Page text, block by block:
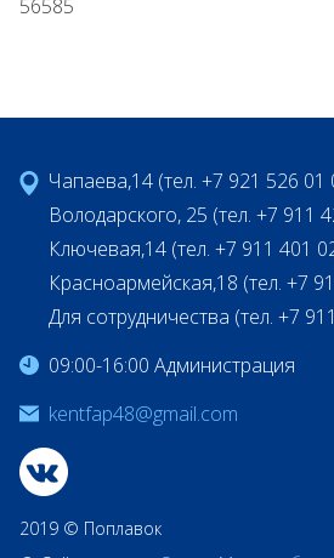
56585
Чапаева,14 (тел. +7 921 526 01
Володарского, 25 (тел. +7 911
Ключевая,14 (тел. +7 911 401
Красноармейская,18 (тел. +7
Для сотрудничества (тел. +7
09:00-16:00 Администрация
kentfap48@gmail.com
2019 © Поплавок